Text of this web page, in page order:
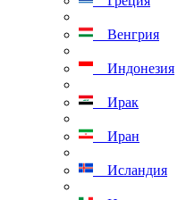
Венгрия
Индонезия
Ирак
Иран
Исландия